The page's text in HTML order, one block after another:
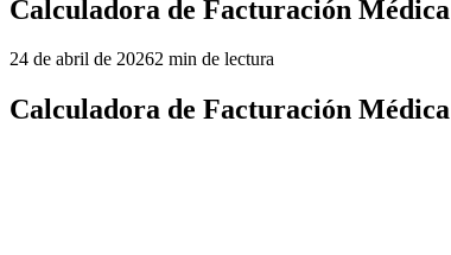
Calculadora de Facturación Médica
24 de abril de 20262 min de lectura
Calculadora de Facturación Médica